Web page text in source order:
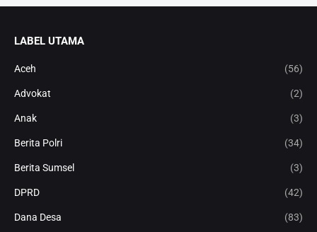
LABEL UTAMA
Aceh (56)
Advokat (2)
Anak (3)
Berita Polri (34)
Berita Sumsel (3)
DPRD (42)
Dana Desa (83)